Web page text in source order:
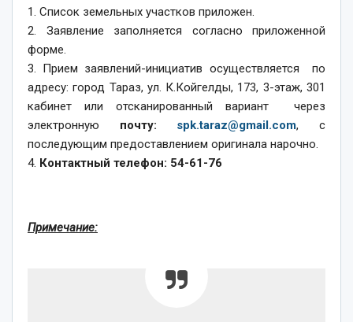
1. Список земельных участков приложен.
2. Заявление заполняется согласно приложенной
форме.
3. Прием заявлений-инициатив осуществляется по
адресу: город Тараз, ул. К.Койгелды, 173, 3-этаж, 301
кабинет или отсканированный вариант через
электронную почту: spk.taraz@gmail.com, с
последующим предоставлением оригинала нарочно.
4. Контактный телефон: 54-61-76
Примечание: